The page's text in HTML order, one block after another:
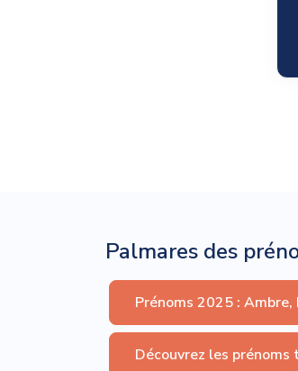
Palmares des
Prénoms 2025 :
Découvrez les